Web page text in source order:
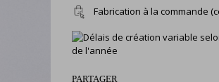
Fabrication à la commande
de l'année
PARTAGER